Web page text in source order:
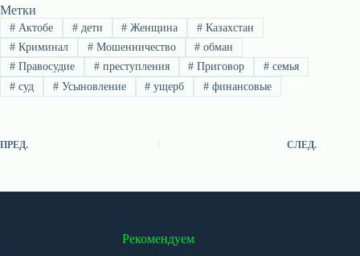
Метки
#Актобе #дети # Женщина # Казахстан
#Криминал #Мошенничество # обман
#Правосудие #преступления # Приговор # семья
#суд #Усыновление # ущерб # финансовые
ПРЕД. СЛЕД.
Рекомендуем